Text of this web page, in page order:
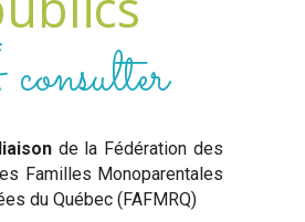
de la Fédération des
Familles Monoparentales
du Québec (FAFMRQ)